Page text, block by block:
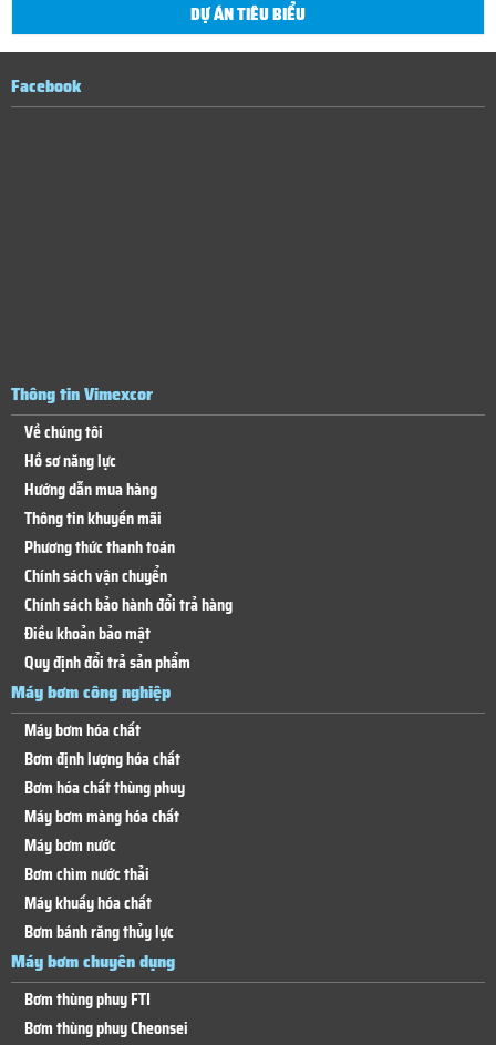
DỰ ÁN TIÊU BIỂU
Facebook
Thông tin Vimexcor
Về chúng tôi
Hồ sơ năng lực
Hướng dẫn mua hàng
Thông tin khuyến mãi
Phương thức thanh toán
Chính sách vận chuyển
Chính sách bảo hành đổi trả hàng
Điều khoản bảo mật
Quy định đổi trả sản phẩm
Máy bơm công nghiệp
Máy bơm hóa chất
Bơm định lượng hóa chất
Bơm hóa chất thùng phuy
Máy bơm màng hóa chất
Máy bơm nước
Bơm chìm nước thải
Máy khuấy hóa chất
Bơm bánh răng thủy lực
Máy bơm chuyên dụng
Bơm thùng phuy FTI
Bơm thùng phuy Cheonsei